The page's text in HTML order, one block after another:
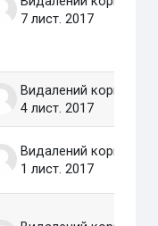
7 лист. 2017
4 лист. 2017
1 лист. 2017